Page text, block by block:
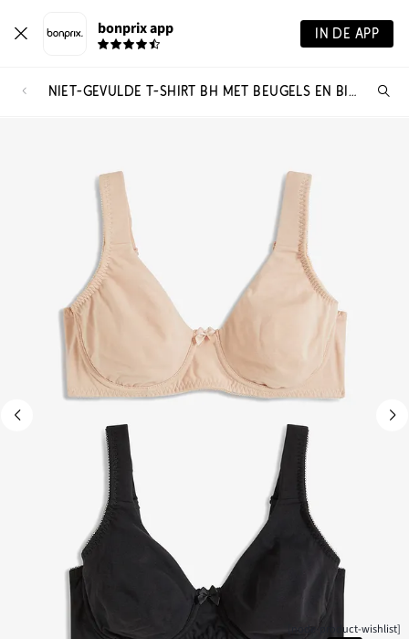
bonprix app IN DE APP
NIET-GEVULDE T-SHIRT BH MET BEUGELS EN BIOLOGISCH KATOEN (SET VAN 2)
[node-product-wishlist]